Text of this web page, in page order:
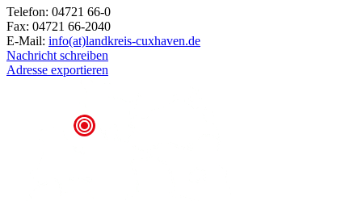
Telefon: 04721 66-0
Fax: 04721 66-2040
E-Mail: info(at)landkreis-cuxhaven.de
Nachricht schreiben
Adresse exportieren